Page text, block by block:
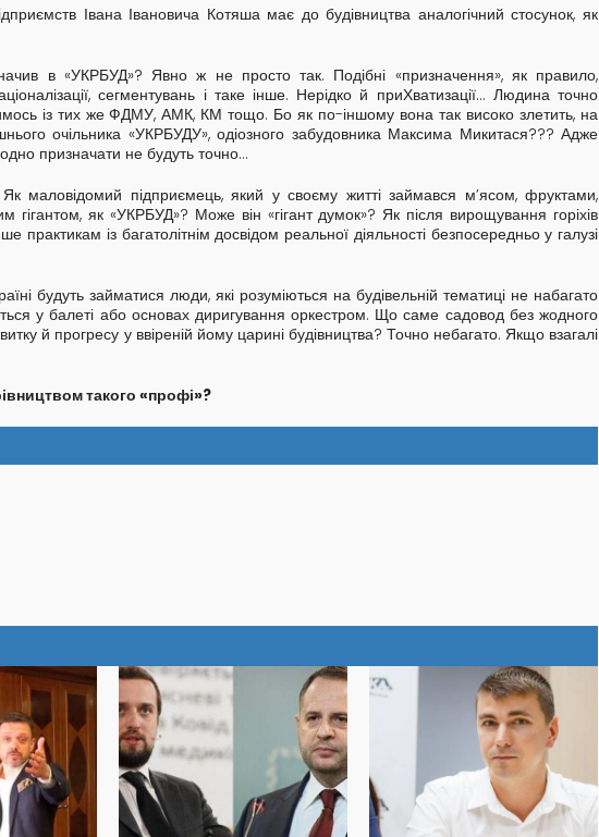
Івана Івановича Котяша має до будівництва аналогічний стосунок, як
в «УКРБУД»? Явно ж не просто так. Подібні «призначення», як правило,
сегментувань і таке інше. Нерідко й приХватизації... Людина точно
із тих же ФДМУ, АМК, КМ тощо. Бо як по-іншому вона так високо злетить, на
очільника «УКРБУДУ», одіозного забудовника Максима Микитася??? Адже
призначати не будуть точно…
Як маловідомий підприємець, який у своєму житті займався м’ясом, фруктами,
як «УКРБУД»? Може він «гігант думок»? Як після вирощування горіхів
із багатолітнім досвідом реальної діяльності безпосередньо у галузі
будуть займатися люди, які розуміються на будівельній тематиці не набагато
у балеті або основах диригування оркестром. Що саме садовод без жодного
й прогресу у ввіреній йому царині будівництва? Точно небагато. Якщо взагалі
такого «профі»?